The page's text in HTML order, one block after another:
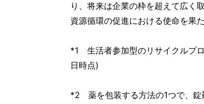
り、将来は企業の枠を超えて広く
資源循環の促進における使命を果
*1 生活者参加型のリサイクルプ
日時点)
*2 薬を包装する方法の1つで、錠